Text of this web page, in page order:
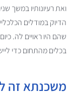
ואת רעיונותיו במשך
הדיוק במודלים
שהם היו ראויים לה.
בכלים מהתחום כדי
משכנתא זה